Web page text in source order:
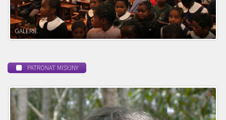
POWOŁANIE MISYJNE
PATRONAT MISYJNY